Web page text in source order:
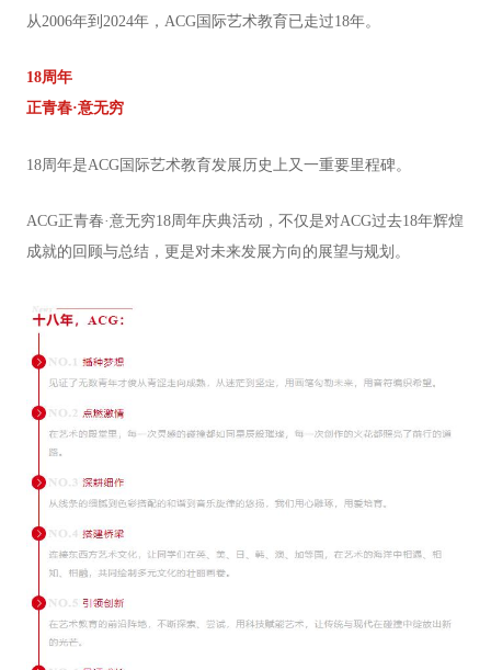
从 2006年到 2024年， ACG国际艺术教育已走过18年。
18周年
正青春·意无穷
18周年是ACG国际艺术教育发展历史上又一重要里程碑。
ACG正青春·意无穷18周年庆典活动，不仅是对ACG过去18年辉煌
成就的回顾与总结，更是对未来发展方向的展望与规划。